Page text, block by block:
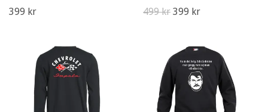
399 kr 499 kr 399 kr